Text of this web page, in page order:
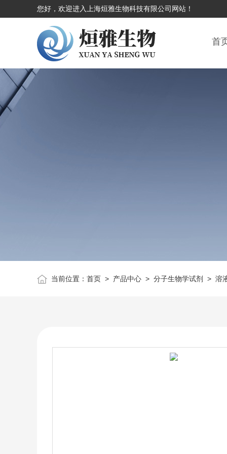
您好，欢迎进入上海烜雅生物科技有限公司网站！
首
当前位置： 首页> 产品中心> 分子生物学试剂 > 溶